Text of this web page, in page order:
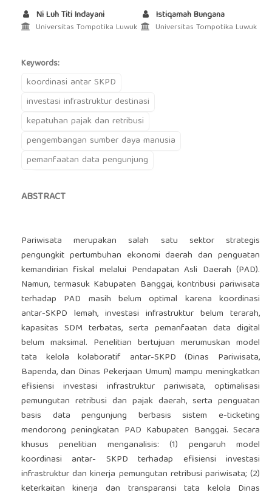
Ni Luh Titi Indayani
Universitas Tompotika Luwuk
Istiqamah Bungana
Universitas Tompotika Luwuk
Keywords:
koordinasi antar SKPD
investasi infrastruktur destinasi
kepatuhan pajak dan retribusi
pengembangan sumber daya manusia
pemanfaatan data pengunjung
ABSTRACT
Pariwisata merupakan salah satu sektor strategis
pengungkit pertumbuhan ekonomi daerah dan penguatan
kemandirian fiskal melalui Pendapatan Asli Daerah (PAD).
Namun, termasuk Kabupaten Banggai, kontribusi pariwisata
terhadap PAD masih belum optimal karena koordinasi
antar-SKPD lemah, investasi infrastruktur belum terarah,
kapasitas SDM terbatas, serta pemanfaatan data digital
belum maksimal. Penelitian bertujuan merumuskan model
tata kelola kolaboratif antar-SKPD (Dinas Pariwisata,
Bapenda, dan Dinas Pekerjaan Umum) mampu meningkatkan
efisiensi investasi infrastruktur pariwisata, optimalisasi
pemungutan retribusi dan pajak daerah, serta penguatan
basis data pengunjung berbasis sistem e-ticketing
mendorong peningkatan PAD Kabupaten Banggai. Secara
khusus penelitian menganalisis: (1) pengaruh model
koordinasi antar- SKPD terhadap efisiensi investasi
infrastruktur dan kinerja pemungutan retribusi pariwisata; (2)
keterkaitan kinerja dan transparansi tata kelola Dinas